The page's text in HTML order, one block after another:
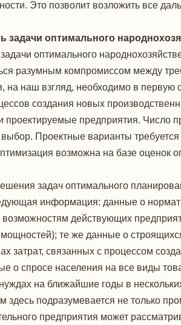
Это позволит возложить все
задачи оптимального
оптимального
разумным компромиссом между
на наш взгляд, необходимо в первую
создания новых
проектируемые предприятия. Чи­сло
Проектные варианты
возможна на базе
задач оптимального
информация: данные о
действующих
те же данные о
затрат, связанных с процессом
о спросе населения на все виды
нуждах на ближайшие годы в
здесь подразумевается не только
предприятия может